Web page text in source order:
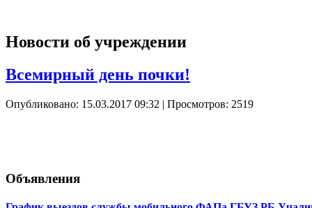
Новости об учреждении
Всемирный день почки!
Опубликовано: 15.03.2017 09:32 | Просмотров: 2519
Объявления